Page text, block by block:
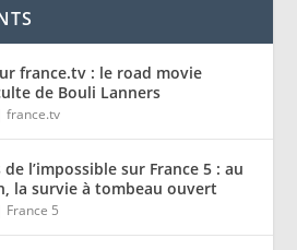
france.tv : le road movie
de Bouli Lanners
|france.tv
de l’impossible sur France 5 : au
la survie à tombeau ouvert
France 5